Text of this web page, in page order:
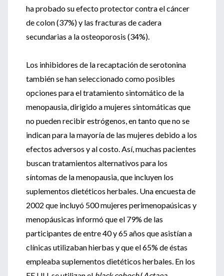
ha probado su efecto protector contra el cáncer
de colon (37%) y las fracturas de cadera
secundarias a la osteoporosis (34%).
Los inhibidores de la recaptación de serotonina
también se han seleccionado como posibles
opciones para el tratamiento sintomático de la
menopausia, dirigido a mujeres sintomáticas que
no pueden recibir estrógenos, en tanto que no se
indican para la mayoría de las mujeres debido a los
efectos adversos y al costo. Así, muchas pacientes
buscan tratamientos alternativos para los
síntomas de la menopausia, que incluyen los
suplementos dietéticos herbales. Una encuesta de
2002 que incluyó 500 mujeres perimenopaúsicas y
menopáusicas informó que el 79% de las
participantes de entre 40 y 65 años que asistían a
clínicas utilizaban hierbas y que el 65% de éstas
empleaba suplementos dietéticos herbales. En los